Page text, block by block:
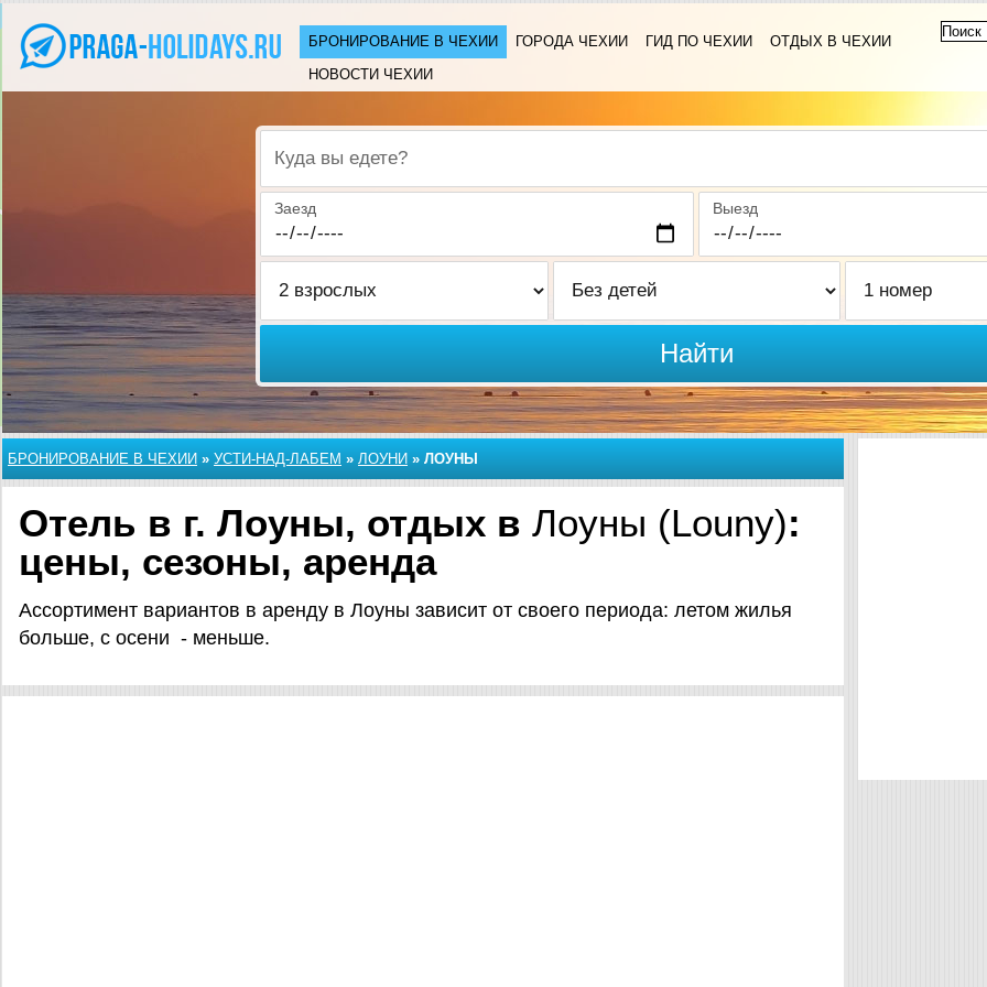
БРОНИРОВАНИЕ В ЧЕХИИ ГОРОДА ЧЕХИИ ГИД ПО ЧЕХИИ
ОТДЫХ В ЧЕХИИ
НОВОСТИ ЧЕХИИ
Куда вы едете?
Заезд Выезд
Найти
БРОНИРОВАНИЕ В ЧЕХИИ » УСТИ-НАД-ЛАБЕМ » ЛОУНИ » ЛОУНЫ
Отель в г. Лоуны, отдых в Лоуны (Louny):
цены, сезоны, аренда
Ассортимент вариантов в аренду в Лоуны зависит от своего периода: летом жилья
больше, с осени - меньше.